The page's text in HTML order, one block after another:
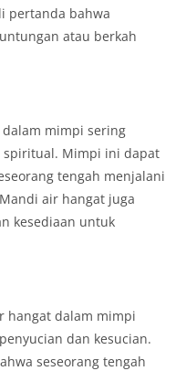
pertanda bahwa
atau berkah
mimpi sering
spiritual. Mimpi ini dapat
tengah menjalani
air hangat juga
kesediaan untuk
hangat dalam mimpi
dan kesucian.
seseorang tengah